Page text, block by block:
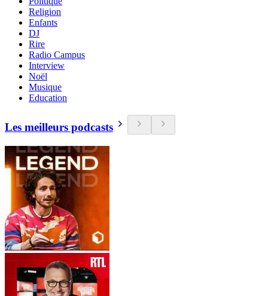
Religion
Enfants
DJ
Rire
Radio Campus
Interview
Noël
Musique
Education
Les meilleurs podcasts